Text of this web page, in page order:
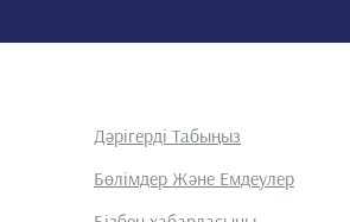
Дәрігерді Табыңыз
Бөлімдер Және Емдеулер